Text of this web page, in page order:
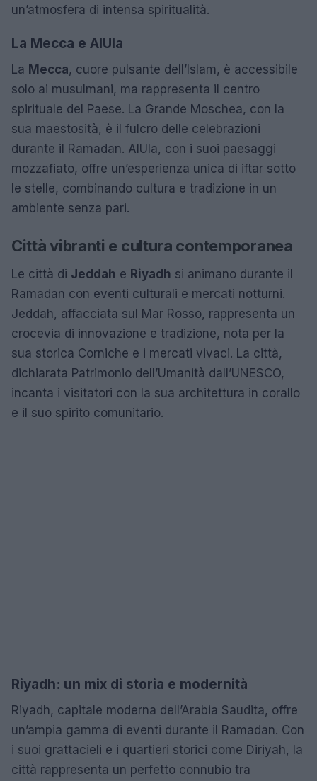
un’atmosfera di intensa spiritualità.
La Mecca e AlUla
La Mecca, cuore pulsante dell’Islam, è accessibile
solo ai musulmani, ma rappresenta il centro
spirituale del Paese. La Grande Moschea, con la
sua maestosità, è il fulcro delle celebrazioni
durante il Ramadan. AlUla, con i suoi paesaggi
mozzafiato, offre un’esperienza unica di iftar sotto
le stelle, combinando cultura e tradizione in un
ambiente senza pari.
Città vibranti e cultura contemporanea
Le città di Jeddah e Riyadh si animano durante il
Ramadan con eventi culturali e mercati notturni.
Jeddah, affacciata sul Mar Rosso, rappresenta un
crocevia di innovazione e tradizione, nota per la
sua storica Corniche e i mercati vivaci. La città,
dichiarata Patrimonio dell’Umanità dall’UNESCO,
incanta i visitatori con la sua architettura in corallo
e il suo spirito comunitario.
Riyadh: un mix di storia e modernità
Riyadh, capitale moderna dell’Arabia Saudita, offre
un’ampia gamma di eventi durante il Ramadan. Con
i suoi grattacieli e i quartieri storici come Diriyah, la
città rappresenta un perfetto connubio tra